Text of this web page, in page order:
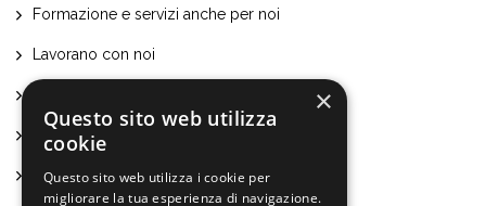
Formazione e servizi anche per noi
Lavorano con noi
Bilancio sociale ed economico
Statuto
×
Questo sito web utilizza
cookie
Questo sito web utilizza i cookie per
migliorare la tua esperienza di navigazione.